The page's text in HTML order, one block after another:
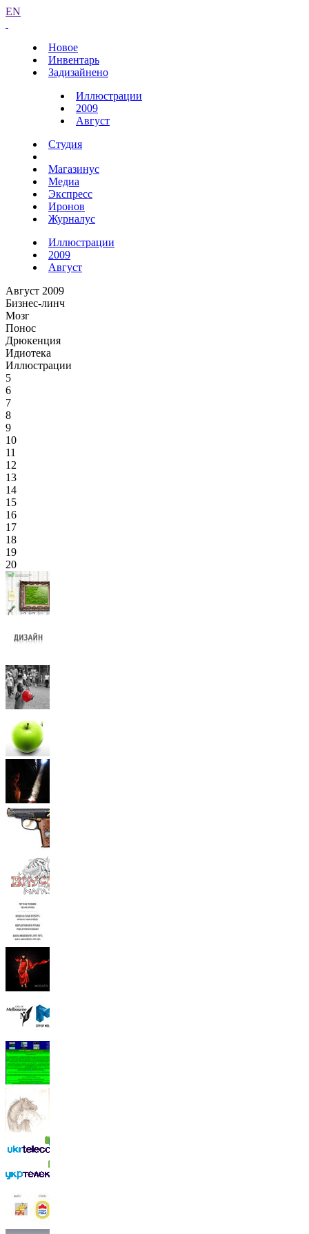
EN
Новое
Инвентарь
Задизайнено
Иллюстрации
2009
Август
Студия
Магазинус
Медиа
Экспресс
Иронов
Журналус
Иллюстрации
2009
Август
Август 2009
Бизнес-линч
Мозг
Понос
Дрюкенция
Идиотека
Иллюстрации
5
6
7
8
9
10
11
12
13
14
15
16
17
18
19
20